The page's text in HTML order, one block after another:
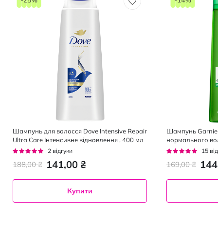
Шампунь для волосся Dove Intensive Repair
Ultra Care Інтенсивне відновлення , 400 мл
Рейтинг:
2 відгуки
141,00 ₴
188,00 ₴
Купити
Шампунь
нормального
жирності 400 мл
Рейтинг:
15
169,00 ₴